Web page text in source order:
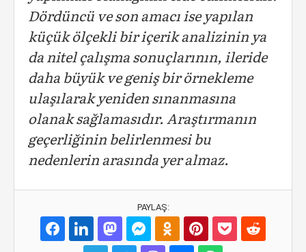
Dördüncü ve son amacı ise yapılan
küçük ölçekli bir içerik analizinin ya
da nitel çalışma sonuçlarının, ileride
daha büyük ve geniş bir örnekleme
ulaşılarak yeniden sınanmasına
olanak sağlamasıdır. Araştırmanın
geçerliğinin belirlenmesi bu
nedenlerin arasında yer almaz.
PAYLAŞ: